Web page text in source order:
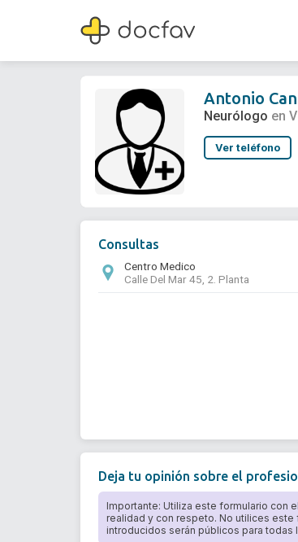
Antonio Candeliere
Neurólogo
Antonio
Neurólogo en
Ver teléfono
Consultas
Centro Medico
Calle Del Mar 45, 2. Planta
Deja tu opinión sobre el
Importante: Utiliza este formulario con
realidad y con respeto. No utilices este
introducidos serán públicos para